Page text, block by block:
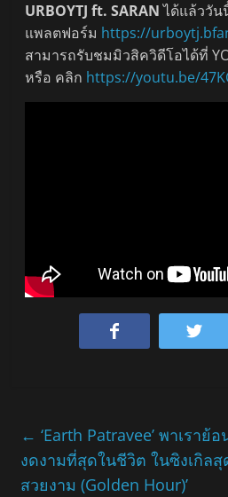
URBOYTJ ft. SARANได้แล้ววั
แพลตฟอร์ม https://
สามารถรับชมมิวสิควิดีโอได้ที่
หรือ คลิก https://youtu.be/
← ‘Earth Patravee’ พาเราย้
งดงามที่สุดในชีวิต ในซิงเกิลสุ
สวยงาม (Golden Hour)’